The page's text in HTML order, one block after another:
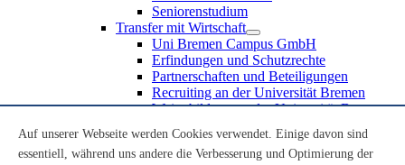
Seniorenstudium
Transfer mit Wirtschaft
Uni Bremen Campus GmbH
Erfindungen und Schutzrechte
Partnerschaften und Beteiligungen
Recruiting an der Universität Bremen
Weiterbildung an der Universität Bremen
Schülerinnen und Schüler
MINT-Schnupperstudium
Auf unserer Webseite werden Cookies verwendet. Einige davon sind
essentiell, während uns andere die Verbesserung und Optimierung der